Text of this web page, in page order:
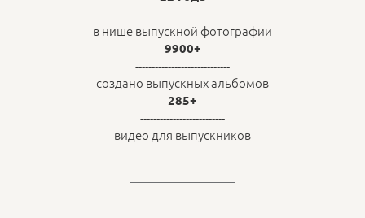
-----------------------------------
в нише выпускной фотографии
9900+
-----------------------------
создано выпускных альбомов
285+
--------------------------
видео для выпускников